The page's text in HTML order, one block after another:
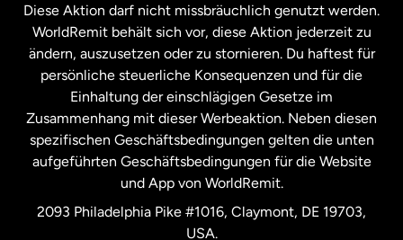
Niederlande
Schweden
Spanien
Vereinigte Staaten English
Diese Aktion darf nicht missbräuchlich genutzt werden.
WorldRemit behält sich vor, diese Aktion jederzeit zu
ändern, auszusetzen oder zu stornieren. Du haftest für
persönliche steuerliche Konsequenzen und für die
Einhaltung der einschlägigen Gesetze im
Zusammenhang mit dieser Werbeaktion. Neben diesen
spezifischen Geschäftsbedingungen gelten die unten
aufgeführten Geschäftsbedingungen für die Website
und App von WorldRemit.
2093 Philadelphia Pike #1016, Claymont, DE 19703,
USA.